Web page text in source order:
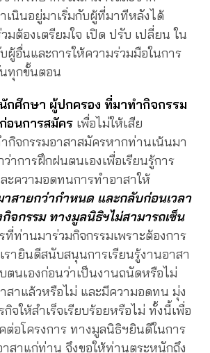
เนินอยู่มาเริ่มกับผู้ที่มาทีหลังได้
มต้องเตรียมใจ เปิด ปรับ เปลี่ยน ใน
ผู้อื่นและการให้ความร่วมมือในการ
ทุกขั้นตอน
กศึกษา ผู้ปกครอง ที่มาทำกิจกรรม
อนการสมัคร เพื่อไม่ให้เสีย
กิจกรรมอาสาสมัครหากท่านเน้นมา
าการฝึกฝนตนเองเพื่อเรียนรู้การ
ะความอดทนการทำอาสาให้
สายกว่ากำหนด และกลับก่อนเวลา
จกรรม ทางมูลนิธิฯไม่สามารถเซ็น
ที่ท่านมาร่วมกิจกรรมเพราะต้องการ
รายินดีสนับสนุนการเรียนรู้งานอาสา
ตนเองก่อนว่าเป็นงานถนัดหรือไม่
สาแล้วหรือไม่ และมีความอดทน มุ่ง
จให้สำเร็จเรียบร้อยหรือไม่ ทั้งนี้เพื่อ
ต่อโครงการ ทางมูลนิธิฯยินดีในการ
าสาแก่ท่าน จึงขอให้ท่านตระหนักถึง